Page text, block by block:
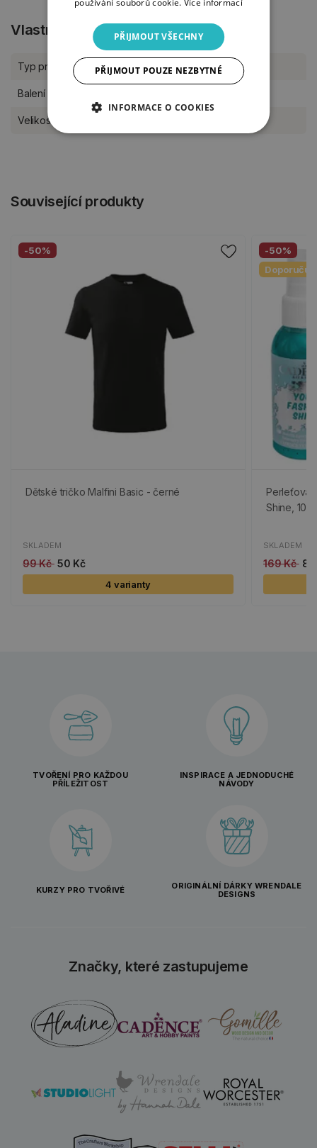
Vlastnosti produktu
Typ produktu Textilní tvoření
Balení
Velikost archu
Související produkty
-50%
Dětské tričko Malfini Basic - černé
SKLADEM
99 Kč 50 Kč
4 varianty
-50%
Perleťová
Shine, 100
SKLADEM
169 Kč 85
TVOŘENÍ PRO KAŽDOU
PŘÍLEŽITOST
INSPIRACE A JEDNODUCHÉ
NÁVODY
KURZY PRO TVOŘIVÉ
ORIGINÁLNÍ DÁRKY WRENDALE
DESIGNS
Značky, které zastupujeme
používání souborů cookie. Více informací
PŘIJMOUT VŠECHNY
PŘIJMOUT POUZE NEZBYTNÉ
INFORMACE O COOKIES